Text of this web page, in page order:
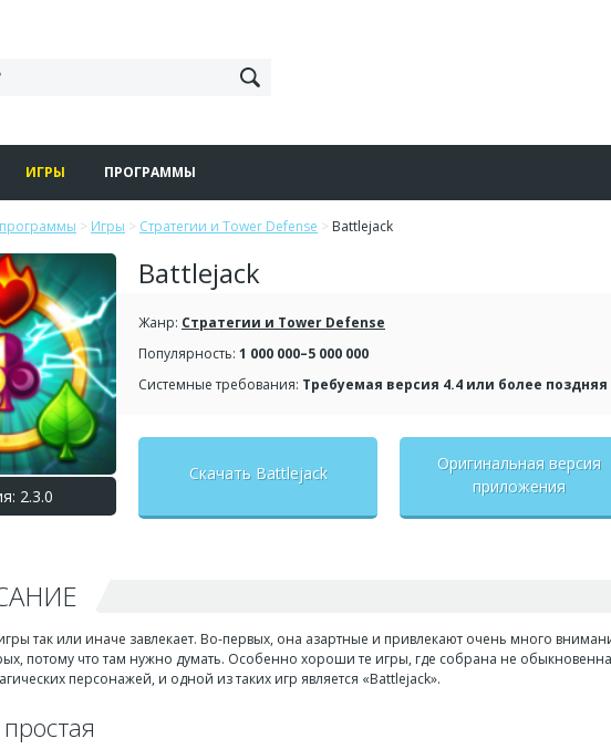
ИГРЫ ПРОГРАММЫ
> Игры > Стратегии и Tower Defense > Battlejack
2.3.0
Battlejack
Жанр: Стратегии и Tower Defense
Популярность: 1 000 000–5 000 000
Системные требования: Требуемая версия 4.4 или более поздняя
Скачать Battlejack
Оригинальная версия
приложения
так или иначе завлекает. Во-первых, она азартные и привлекают очень много
потому что там нужно думать. Особенно хороши те игры, где собрана не
персонажей, и одной из таких игр является «Battlejack».